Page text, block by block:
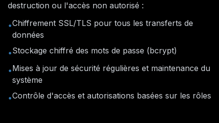
destruction ou l'accès non autorisé :
•Chiffrement SSL/TLS pour tous les transferts de
données
•Stockage chiffré des mots de passe (bcrypt)
•Mises à jour de sécurité régulières et maintenance du
système
•Contrôle d'accès et autorisations basées sur les rôles